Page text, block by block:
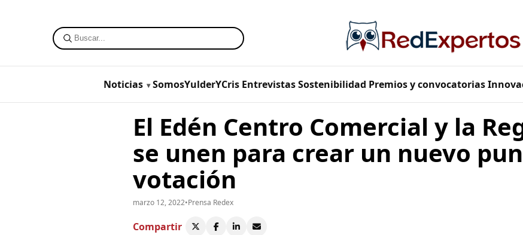
Noticias SomosYulderYCris Entrevistas Sostenibilidad Premios y convocatorias
El Edén Centro Comercial y la
se unen para crear un nuevo
votación
marzo 12, 2022•Prensa Redex
Compartir